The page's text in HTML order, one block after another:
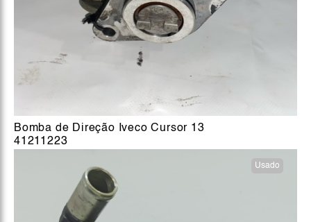
Bomba de Direção Iveco Cursor 13
41211223
Usado